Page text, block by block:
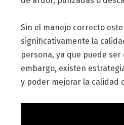
Sin el manejo correcto este
significativamente la
persona, ya que puede
embargo, existen
y poder mejorar la calidad